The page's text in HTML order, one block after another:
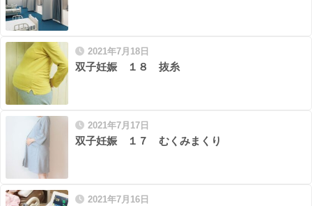
2021年7月18日
双子妊娠 １８ 抜糸
2021年7月17日
双子妊娠 １７ むくみまくり
2021年7月16日